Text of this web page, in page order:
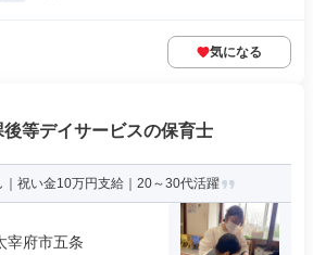
気になる
等デイサービスの保育士
祝い金10万円支給｜20～30代活躍
宰府市五条